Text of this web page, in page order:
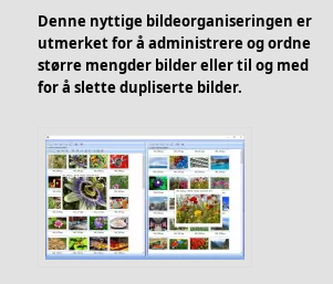
Denne nyttige bildeorganiseringen er
utmerket for å administrere og ordne
større mengder bilder eller til og med
for å slette dupliserte bilder.